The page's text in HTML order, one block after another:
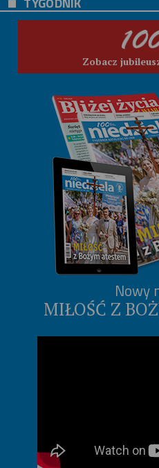
Zobacz
Nowy
MIŁOŚĆ Z